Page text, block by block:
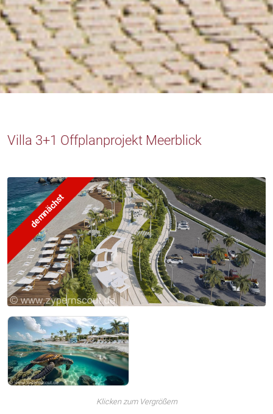
Villa 3+1 Offplanprojekt Meerblick
demnächst
Klicken zum Vergrößern